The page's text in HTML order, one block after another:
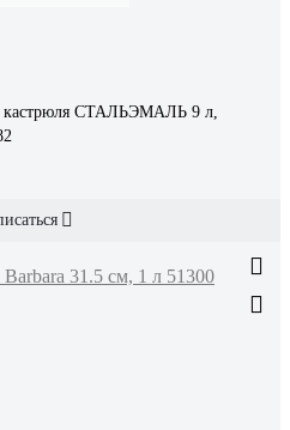
кастрюля СТАЛЬЭМАЛЬ 9 л,